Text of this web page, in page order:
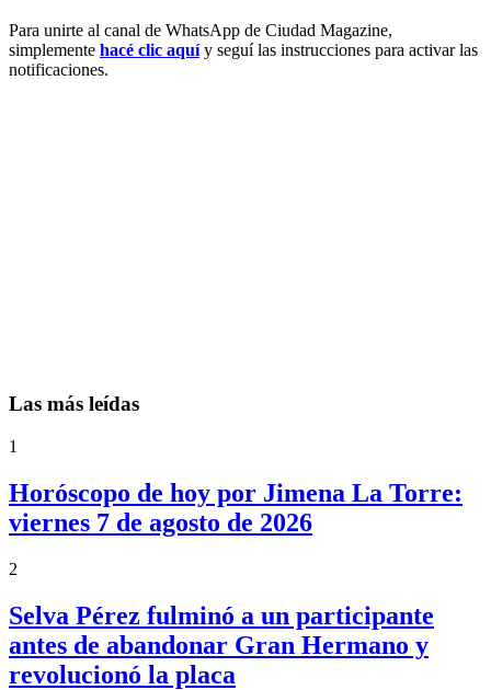
Para unirte al canal de WhatsApp de Ciudad Magazine,
simplemente hacé clic aquíy seguí las instrucciones para activar las
notificaciones.
Las más leídas
1
Horóscopo de hoy por Jimena La Torre:
viernes 7 de agosto de 2026
2
Selva Pérez fulminó a un participante
antes de abandonar Gran Hermano y
revolucionó la placa